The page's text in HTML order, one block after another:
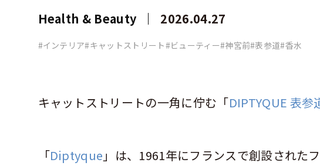
Health & Beauty 2026.04.27
#インテリア#キャットストリート#ビューティー#神宮前#表参道#香水
キャットストリートの一角に佇む「DIPTYQUE 表参
「Diptyque 」は、 1961年にフランスで創設された